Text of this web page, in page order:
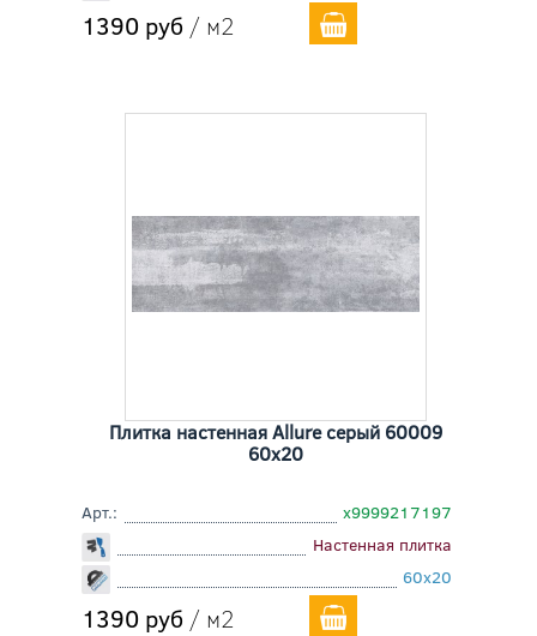
1390 руб / м2
Плитка настенная Allure серый 60009
60x20
Арт.:
х9999217197
Настенная плитка
60x20
1390 руб / м2